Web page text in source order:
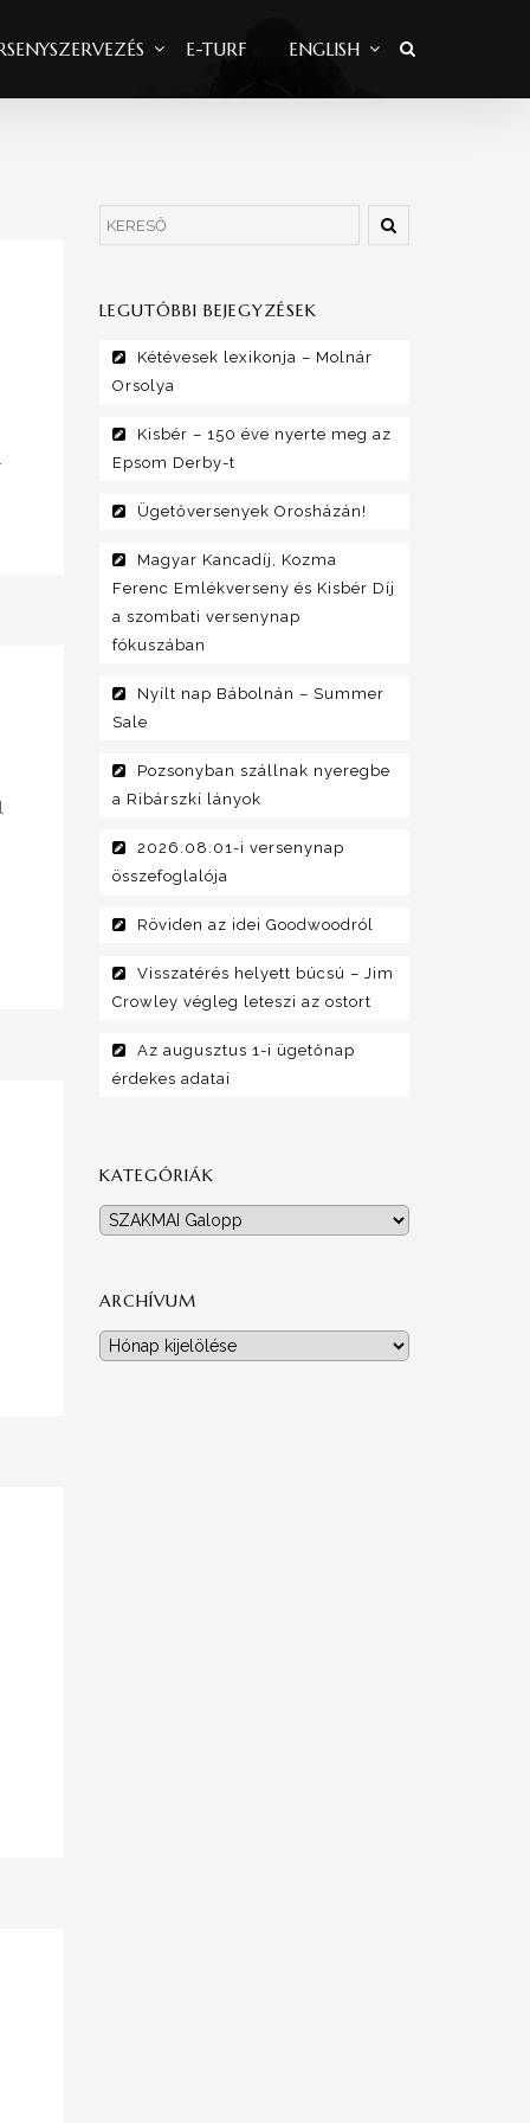
E-TURF ENGLISH
LEGUTÓBBI BEJEGYZÉSEK
Kétévesek lexikonja – Molnár
Orsolya
Kisbér – 150 éve nyerte meg az
Epsom Derby-t
Ügetőversenyek Orosházán!
Magyar Kancadíj, Kozma
Ferenc Emlékverseny és Kisbér Díj
a szombati versenynap
fókuszában
Nyílt nap Bábolnán – Summer
Sale
Pozsonyban szállnak nyeregbe
a Ribárszki lányok
2026.08.01-i versenynap
összefoglalója
Röviden az idei Goodwoodról
Visszatérés helyett búcsú – Jim
Crowley végleg leteszi az ostort
Az augusztus 1-i ügetőnap
érdekes adatai
KATEGÓRIÁK
Kategóriák
ARCHÍVUM
Archívum